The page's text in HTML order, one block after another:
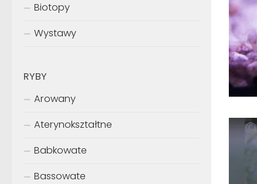
Biotopy
Wystawy
RYBY
Arowany
Aterynokształtne
Babkowate
Bassowate